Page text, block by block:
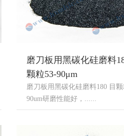
磨刀板用黑碳化硅磨料
颗粒53-90μm
磨刀板用黑碳化硅磨料180 目颗
90um研磨性能好，......